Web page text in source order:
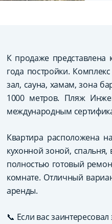
К продаже
года постройки.
зал, сауна, хамам, зона
1000 метров. Пляж
международным
Квартира расположена
кухонной зоной,
полностью готовый
комнате. Отличный
аренды.
📞 Если вас